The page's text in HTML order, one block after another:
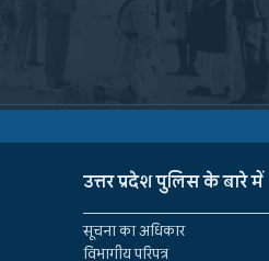
उत्तर प्रदेश पुलिस के बारे में
सूचना का अधिकार
विभागीय परिपत्र